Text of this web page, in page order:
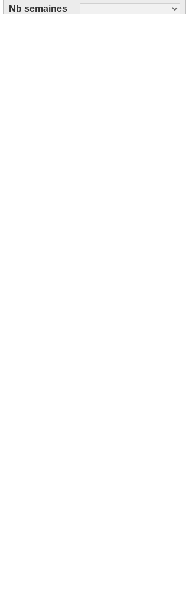
Nb semaines